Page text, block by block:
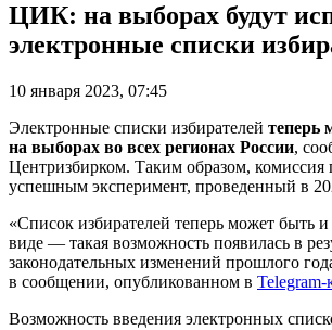
ЦИК: на выборах будут
электронные списки
10 января 2023, 07:45
Электронные списки избирателей теперь
на выборах во всех регионах России,
Центризбирком. Таким образом, комиссия
успешным эксперимент, проведенный в
«Список избирателей теперь может быть
виде — такая возможность появилась в
законодательных изменений прошлого
в сообщении, опубликованном в Telegram-
Возможность введения электронных